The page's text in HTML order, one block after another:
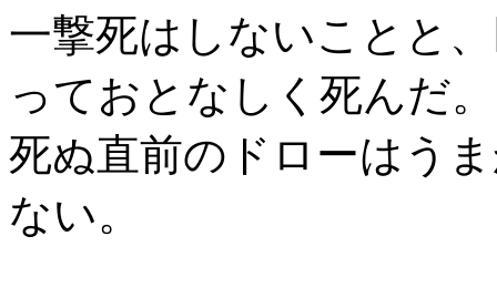
一撃死はしないことと
っておとなしく死んだ。
死ぬ直前のドローはう
ない。